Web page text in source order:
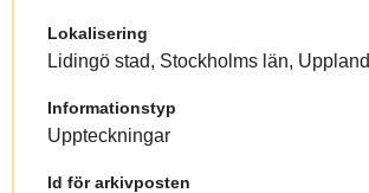
Lokalisering
Lidingö stad, Stockholms län, Uppland
Informationstyp
Uppteckningar
Id för arkivposten